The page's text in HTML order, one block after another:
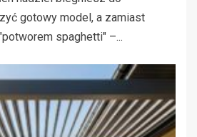
gotowy model, a zamiast
spaghetti" –...